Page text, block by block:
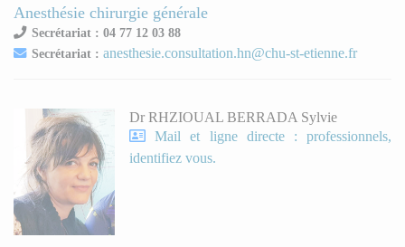
Anesthésie chirurgie générale
Secrétariat : 04 77 12 03 88
Secrétariat :anesthesie.consultation.hn@chu-st-etienne.fr
Dr RHZIOUAL BERRADA Sylvie
Mail et ligne directe : professionnels,
identifiez vous.